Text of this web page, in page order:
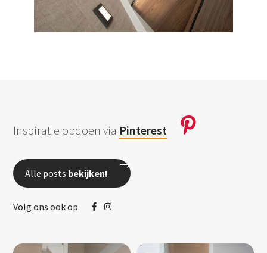
Inspiratie opdoen via Pinterest
Alle posts bekijken!
Volg ons ook op